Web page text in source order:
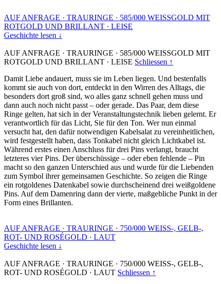
AUF ANFRAGE · TRAURINGE · 585/000 WEISSGOLD MIT
ROTGOLD UND BRILLANT · LEISE
Geschichte lesen ↓
AUF ANFRAGE · TRAURINGE · 585/000 WEISSGOLD MIT
ROTGOLD UND BRILLANT · LEISE Schliessen ↑
Damit Liebe andauert, muss sie im Leben liegen. Und bestenfalls
kommt sie auch von dort, entdeckt in den Wirren des Alltags, die
besonders dort groß sind, wo alles ganz schnell gehen muss und
dann auch noch nicht passt – oder gerade. Das Paar, dem diese
Ringe gelten, hat sich in der Veranstaltungstechnik lieben gelernt. Er
verantwortlich für das Licht, Sie für den Ton. Wer nun einmal
versucht hat, den dafür notwendigen Kabelsalat zu vereinheitlichen,
wird festgestellt haben, dass Tonkabel nicht gleich Lichtkabel ist.
Während erstes einen Anschluss für drei Pins verlangt, braucht
letzteres vier Pins. Der überschüssige – oder eben fehlende – Pin
macht so den ganzen Unterschied aus und wurde für die Liebenden
zum Symbol ihrer gemeinsamen Geschichte. So zeigen die Ringe
ein rotgoldenes Datenkabel sowie durchscheinend drei weißgoldene
Pins. Auf dem Damenring dann der vierte, maßgebliche Punkt in der
Form eines Brillanten.
AUF ANFRAGE · TRAURINGE · 750/000 WEISS-, GELB-,
ROT- UND ROSÉGOLD · LAUT
Geschichte lesen ↓
AUF ANFRAGE · TRAURINGE · 750/000 WEISS-, GELB-,
ROT- UND ROSÉGOLD · LAUT Schliessen ↑